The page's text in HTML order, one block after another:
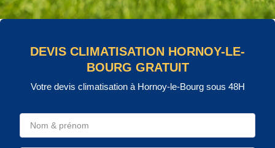
DEVIS CLIMATISATION HORNOY-LE-
BOURG GRATUIT
Votre devis climatisation à Hornoy-le-Bourg sous 48H